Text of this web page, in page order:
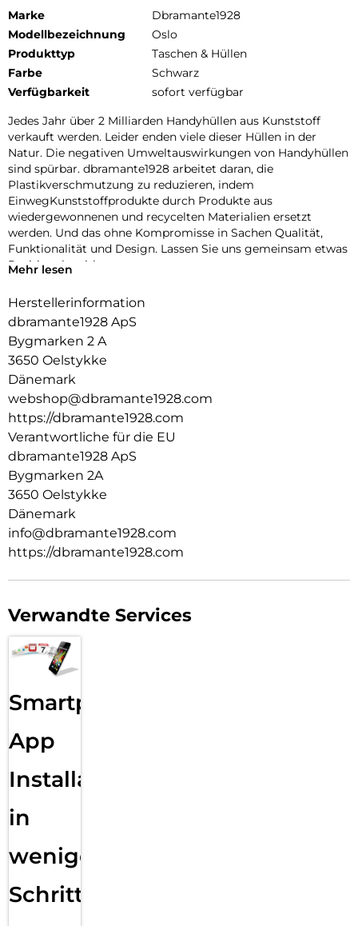
Marke
Dbramante1928
Modellbezeichnung
Oslo
Produkttyp
Taschen & Hüllen
Farbe
Schwarz
Verfügbarkeit
sofort verfügbar
Jedes Jahr über 2 Milliarden Handyhüllen aus Kunststoff
verkauft werden. Leider enden viele dieser Hüllen in der
Natur. Die negativen Umweltauswirkungen von Handyhüllen
sind spürbar. dbramante1928 arbeitet daran, die
Plastikverschmutzung zu reduzieren, indem
EinwegKunststoffprodukte durch Produkte aus
wiedergewonnenen und recycelten Materialien ersetzt
werden. Und das ohne Kompromisse in Sachen Qualität,
Funktionalität und Design. Lassen Sie uns gemeinsam etwas
Positives bewirken.
Wir verwenden ausschließlich GRSzertifizierten
Recyclingkunststoff. So können wir mit Sicherheit wissen,
dass unsere Produkte so sind, wie wir sie bewerben.
AUSSEN SCHLANK, INNEN GROSSZÜGIG
Diese Hülle schützt nicht nur Ihr Smartphone. Sie ist auch
ein Portemonnaie mit Platz für bis zu 3 Karten.
KICKSTAND-FUNKTION
Verfügt über eine klappbare Rückseite für freihändiges und
horizontales Videoschauen.
Mehr lesen
Herstellerinformation
dbramante1928 ApS
Bygmarken 2 A
3650 Oelstykke
Dänemark
webshop@dbramante1928.com
https://dbramante1928.com
Verantwortliche für die EU
dbramante1928 ApS
Bygmarken 2A
3650 Oelstykke
Dänemark
info@dbramante1928.com
https://dbramante1928.com
Verwandte Services
Smartphone
App
Installation
in
wenigen
Schritten